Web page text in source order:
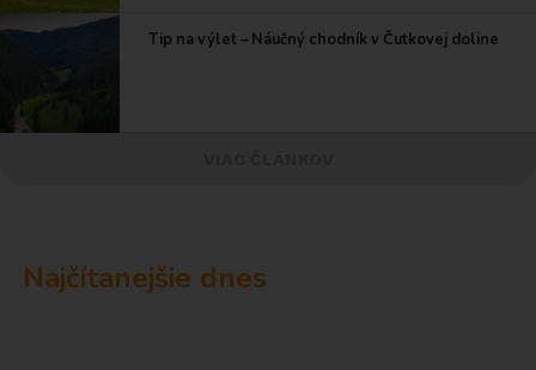
Tip na výlet – Náučný chodník v Čutkovej doline
Najčítanejšie dnes